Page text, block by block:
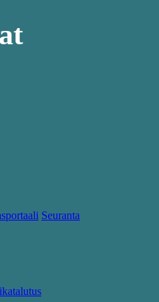
Seuranta